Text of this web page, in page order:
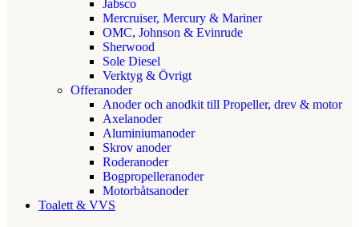
Jabsco
Mercruiser, Mercury & Mariner
OMC, Johnson & Evinrude
Sherwood
Sole Diesel
Verktyg & Övrigt
Offeranoder
Anoder och anodkit till Propeller, drev & motor
Axelanoder
Aluminiumanoder
Skrov anoder
Roderanoder
Bogpropelleranoder
Motorbåtsanoder
Toalett & VVS